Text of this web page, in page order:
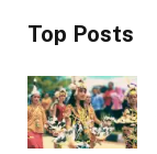
Top Posts